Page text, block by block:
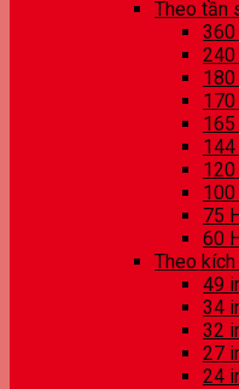
Theo tần
360
240
75
60
Theo
49
34
32
27
24